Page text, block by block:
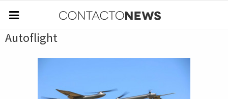
Autoflight